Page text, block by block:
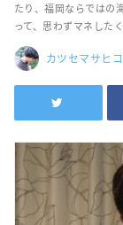
たり、福岡ならでは
って、思わずマネした
カツセマサヒコ